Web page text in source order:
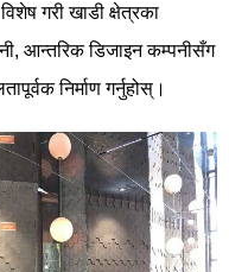
गरी खाडी क्षेत्रका
आन्तरिक डिजाइन कम्पनीसँग
निर्माण गर्नुहोस्।